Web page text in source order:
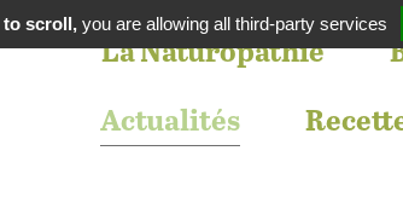
La Naturopathie
Actualités
scroll,you are allowing all third-party services